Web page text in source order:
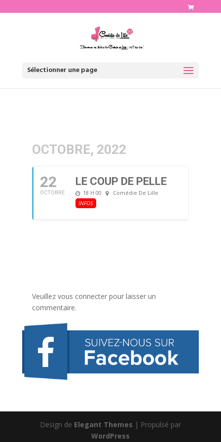
Sélectionner une page
OCTOBRE, 2022
22
OCTOBRE
LE COUP DE PELLE
18 H 00
Comédie De Lille
INFOS
Veuillez vous connecter pour laisser un
commentaire.
Design de Elegant Themes | Propulsé par
WordPress